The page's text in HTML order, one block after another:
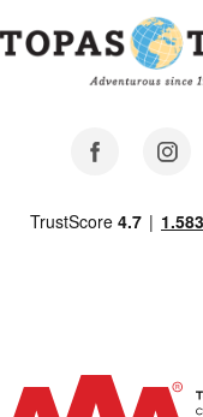
Facebook